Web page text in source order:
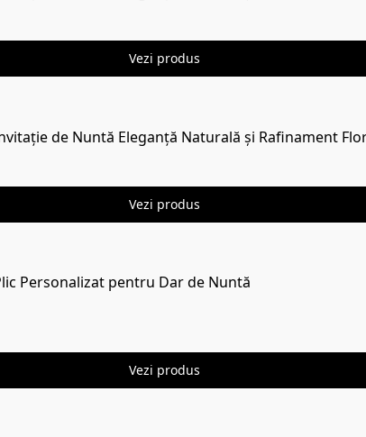
Vezi produs
de Nuntă Eleganță Naturală și Rafinament
Vezi produs
Personalizat pentru Dar de Nuntă
Vezi produs